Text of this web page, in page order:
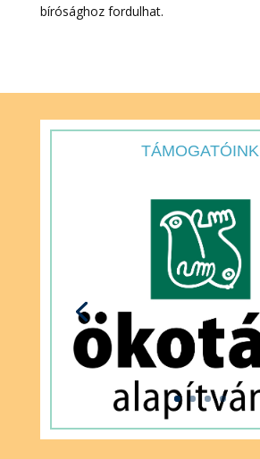
bírósághoz fordulhat.
TÁMOGATÓINK